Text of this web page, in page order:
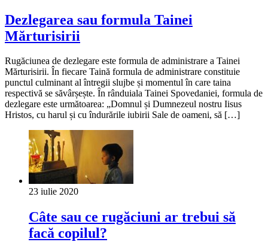
Dezlegarea sau formula Tainei
Mărturisirii
Rugăciunea de dezlegare este formula de administrare a Tainei
Mărturisirii. În fiecare Taină formula de administrare constituie
punctul culminant al întregii slujbe și momentul în care taina
respectivă se săvârșește. În rânduiala Tainei Spovedaniei, formula de
dezlegare este următoarea: „Domnul și Dumnezeul nostru Iisus
Hristos, cu harul și cu îndurările iubirii Sale de oameni, să […]
23 iulie 2020
Câte sau ce rugăciuni ar trebui să
facă copilul?